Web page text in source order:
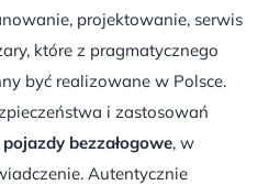
projektowanie, serwis
które z pragmatycznego
być realizowane w Polsce.
i zastosowań
bezzałogowe, w
Autentycznie